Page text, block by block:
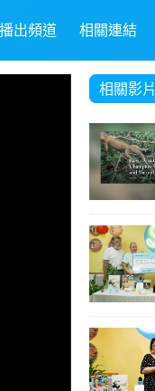
出頻道 相關連結
相關影片